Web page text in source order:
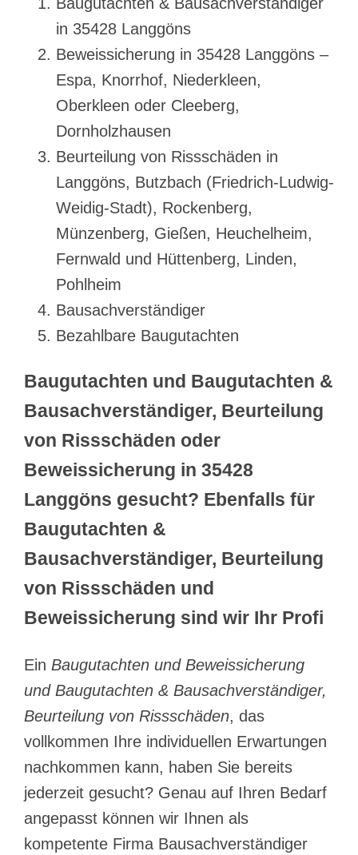
in 35428 Langgöns
Beweissicherung in 35428 Langgöns –
Espa, Knorrhof, Niederkleen,
Oberkleen oder Cleeberg,
Dornholzhausen
Beurteilung von Rissschäden in
Langgöns, Butzbach (Friedrich-Ludwig-
Weidig-Stadt), Rockenberg,
Münzenberg, Gießen, Heuchelheim,
Fernwald und Hüttenberg, Linden,
Pohlheim
Bausachverständiger
Bezahlbare Baugutachten
Baugutachten und Baugutachten &
Bausachverständiger, Beurteilung
von Rissschäden oder
Beweissicherung in 35428
Langgöns gesucht? Ebenfalls für
Baugutachten &
Bausachverständiger, Beurteilung
von Rissschäden und
Beweissicherung sind wir Ihr Profi
Ein Baugutachten und Beweissicherung
und Baugutachten & Bausachverständiger,
Beurteilung von Rissschäden, das
vollkommen Ihre individuellen Erwartungen
nachkommen kann, haben Sie bereits
jederzeit gesucht? Genau auf Ihren Bedarf
angepasst können wir Ihnen als
kompetente Firma Bausachverständiger